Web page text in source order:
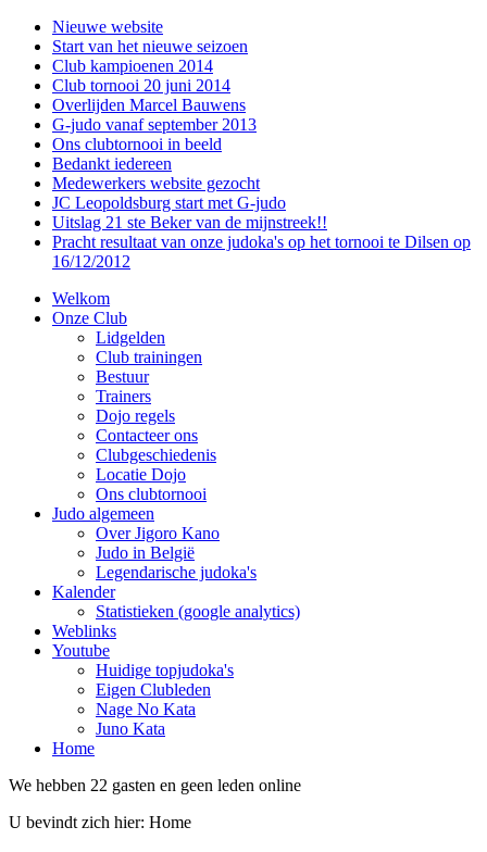
Nieuwe website
Start van het nieuwe seizoen
Club kampioenen 2014
Club tornooi 20 juni 2014
Overlijden Marcel Bauwens
G-judo vanaf september 2013
Ons clubtornooi in beeld
Bedankt iedereen
Medewerkers website gezocht
JC Leopoldsburg start met G-judo
Uitslag 21 ste Beker van de mijnstreek!!
Pracht resultaat van onze judoka's op het tornooi te Dilsen op
16/12/2012
Welkom
Onze Club
Lidgelden
Club trainingen
Bestuur
Trainers
Dojo regels
Contacteer ons
Clubgeschiedenis
Locatie Dojo
Ons clubtornooi
Judo algemeen
Over Jigoro Kano
Judo in België
Legendarische judoka's
Kalender
Statistieken (google analytics)
Weblinks
Youtube
Huidige topjudoka's
Eigen Clubleden
Nage No Kata
Juno Kata
Home
We hebben 22 gasten en geen leden online
U bevindt zich hier: Home